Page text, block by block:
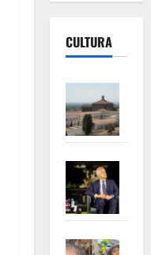
CULTURA
apre